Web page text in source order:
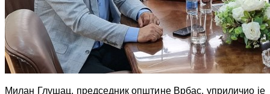
Милан Глушац, председник општине Врбас, уприличио је